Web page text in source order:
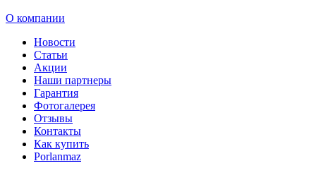
О компании
Новости
Статьи
Акции
Наши партнеры
Гарантия
Фотогалерея
Отзывы
Контакты
Как купить
Porlanmaz